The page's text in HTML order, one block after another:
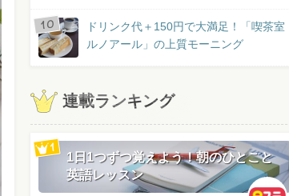
ドリンク代＋150円で大満足！「喫茶室
ルノアール」の上質モーニング
連載ランキング
1日1つずつ覚えよう！朝のひとこと
英語レッスン